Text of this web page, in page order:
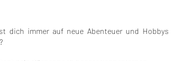
dich immer auf neue Abenteuer und Hobbys